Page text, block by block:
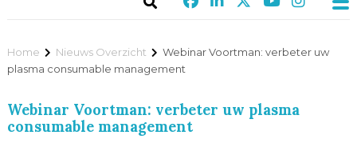
Home Nieuws Overzicht
Webinar Voortman: verbeter uw
plasma consumable management
Webinar Voortman: verbeter uw plasma
consumable management